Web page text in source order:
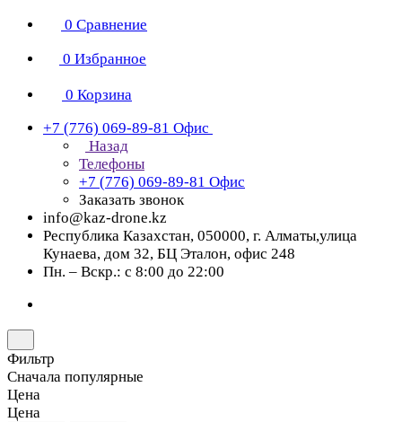
0 Сравнение
0 Избранное
0 Корзина
+7 (776) 069-89-81 Офис
Назад
Телефоны
+7 (776) 069-89-81 Офис
Заказать звонок
info@kaz-drone.kz
Республика Казахстан, 050000, г. Алматы,улица
Кунаева, дом 32, БЦ Эталон, офис 248
Пн. – Вскр.: с 8:00 до 22:00
Фильтр
Сначала популярные
Цена
Цена